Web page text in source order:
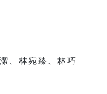
、林宛臻、林巧